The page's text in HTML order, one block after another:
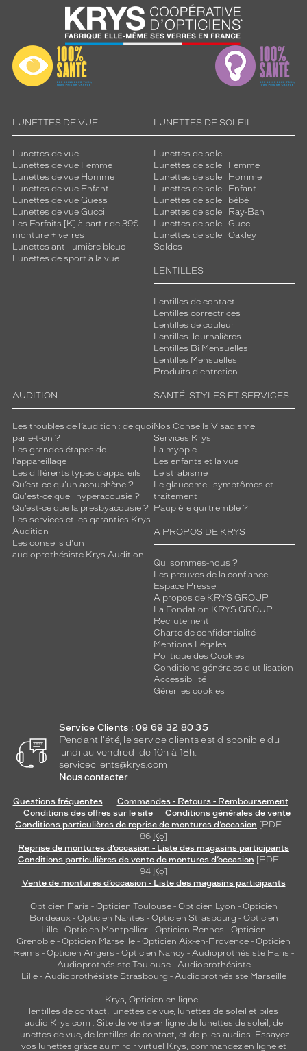
LUNETTES DE VUE
Lunettes de vue
Lunettes de vue Femme
Lunettes de vue Homme
Lunettes de vue Enfant
Lunettes de vue Guess
Lunettes de vue Gucci
Les Forfaits [K] à partir de 39€ -
monture + verres
Lunettes anti-lumière bleue
Lunettes de sport à la vue
LUNETTES DE SOLEIL
Lunettes de soleil
Lunettes de soleil Femme
Lunettes de soleil Homme
Lunettes de soleil Enfant
Lunettes de soleil bébé
Lunettes de soleil Ray-Ban
Lunettes de soleil Gucci
Lunettes de soleil Oakley
Soldes
LENTILLES
Lentilles de contact
Lentilles correctrices
Lentilles de couleur
Lentilles Journalières
Lentilles Bi Mensuelles
Lentilles Mensuelles
Produits d'entretien
AUDITION
Les troubles de l’audition : de quoi
parle-t-on ?
Les grandes étapes de
l'appareillage
Les différents types d’appareils
Qu’est-ce qu'un acouphène ?
Qu'est-ce que l'hyperacousie ?
Qu’est-ce que la presbyacousie ?
Les services et les garanties Krys
Audition
Les conseils d'un
audioprothésiste Krys Audition
SANTÉ, STYLES ET SERVICES
Nos Conseils Visagisme
Services Krys
La myopie
Les enfants et la vue
Le strabisme
Le glaucome : symptômes et
traitement
Paupière qui tremble ?
A PROPOS DE KRYS
Qui sommes-nous ?
Les preuves de la confiance
Espace Presse
A propos de KRYS GROUP
La Fondation KRYS GROUP
Recrutement
Charte de confidentialité
Mentions Légales
Politique des Cookies
Conditions générales d'utilisation
Accessibilité
Gérer les cookies
Service Clients : 09 69 32 80 35
Pendant l'été, le service clients est disponible du
lundi au vendredi de 10h à 18h.
serviceclients@krys.com
Nous contacter
Questions fréquentes
Commandes - Retours - Remboursement
Conditions des offres sur le site
Conditions générales de vente
Conditions particulières de reprise de montures d’occasion [PDF —
86 Ko]
Reprise de montures d’occasion - Liste des magasins participants
Conditions particulières de vente de montures d’occasion [PDF —
94 Ko]
Vente de montures d’occasion - Liste des magasins participants
Opticien Paris - Opticien Toulouse- Opticien Lyon - Opticien
Bordeaux- Opticien Nantes - Opticien Strasbourg - Opticien
Lille - Opticien Montpellier - Opticien Rennes - Opticien
Grenoble - Opticien Marseille - Opticien Aix-en-Provence - Opticien
Reims - Opticien Angers - Opticien Nancy - Audioprothésiste Paris -
Audioprothésiste Toulouse- Audioprothésiste
Lille- Audioprothésiste Strasbourg - Audioprothésiste Marseille
Krys, Opticien en ligne :
lentilles de contact, lunettes de vue, lunettes de soleil et piles
audio Krys.com : Site de vente en ligne de lunettes de soleil, de
lunettes de vue, de lentilles de contact, et de piles audios. Essayez
vos lunettes grâce au miroir virtuel Krys, commandez en ligne et